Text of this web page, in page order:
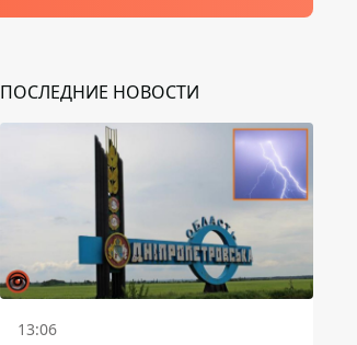
ПОСЛЕДНИЕ НОВОСТИ
13:06